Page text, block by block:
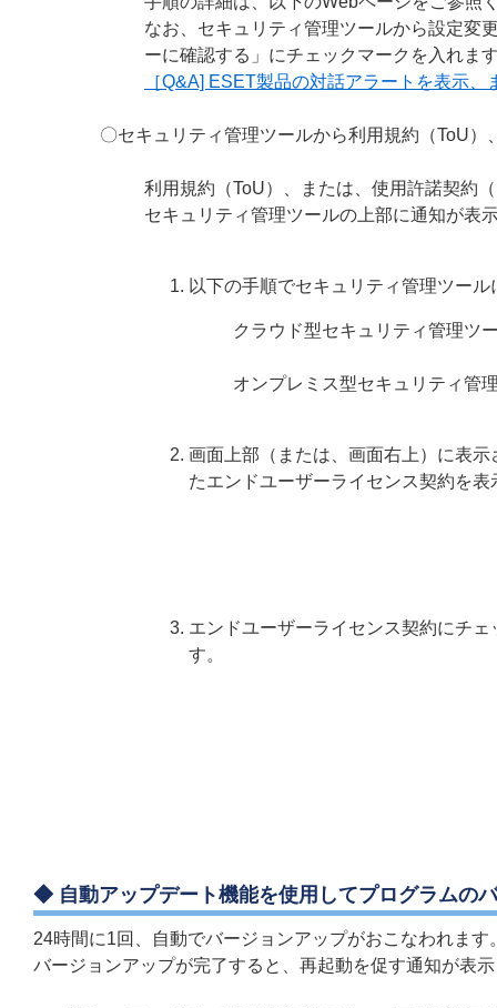
なお、セキュリティ管理ツールから設定変
ーに確認する」にチェックマークを入れま
［Q&A] ESET製品の対話アラートを表示
〇セキュリティ管理ツールから利用規約（ToU
利用規約（ToU）、または、使用許諾契約
セキュリティ管理ツールの上部に通知が表
以下の手順でセキュリティ管理ツー
クラウド型セキュリティ管理ツ
オンプレミス型セキュリティ管
画面上部（または、画面右上）に表
たエンドユーザーライセンス契約を
エンドユーザーライセンス契約にチ
す。
◆ 自動アップデート機能を使用してプログラムの
24時間に1回、自動でバージョンアップがおこなわれます
バージョンアップが完了すると、再起動を促す通知が表